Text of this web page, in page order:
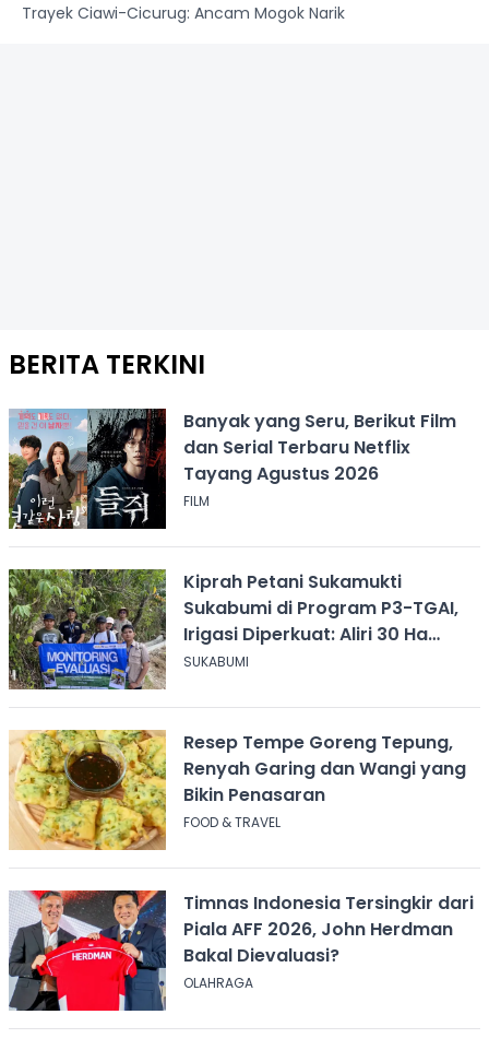
Trayek Ciawi-Cicurug: Ancam Mogok Narik
BERITA TERKINI
Banyak yang Seru, Berikut Film
dan Serial Terbaru Netflix
Tayang Agustus 2026
FILM
Kiprah Petani Sukamukti
Sukabumi di Program P3-TGAI,
Irigasi Diperkuat: Aliri 30 Ha
Sawah
SUKABUMI
Resep Tempe Goreng Tepung,
Renyah Garing dan Wangi yang
Bikin Penasaran
FOOD & TRAVEL
Timnas Indonesia Tersingkir dari
Piala AFF 2026, John Herdman
Bakal Dievaluasi?
OLAHRAGA